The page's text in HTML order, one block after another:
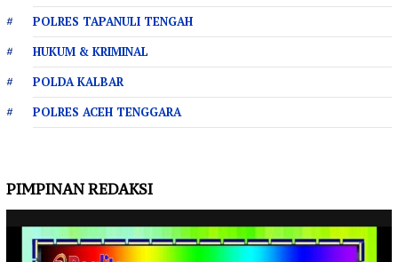
POLRES TAPANULI TENGAH
HUKUM & KRIMINAL
POLDA KALBAR
POLRES ACEH TENGGARA
PIMPINAN REDAKSI